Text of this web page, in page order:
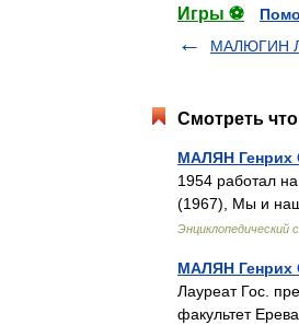
Игры ⚽
МАЛЮГИН
Смотреть
МАЛЯН Генрих
1954 работал
(1967), Мы и
Энциклопедический
МАЛЯН Генрих
Лауреат Гос.
факультет